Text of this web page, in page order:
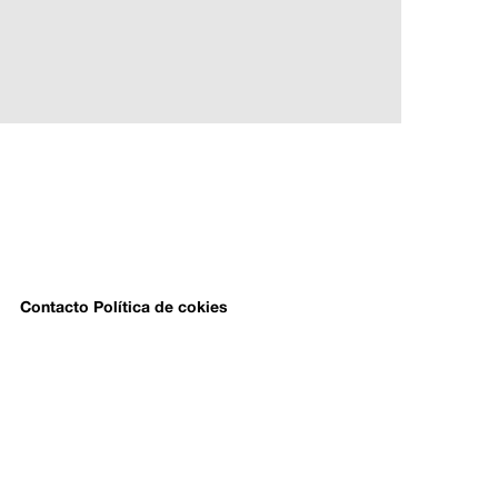
Contacto Política de cokies